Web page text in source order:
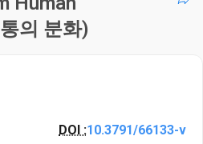
의 분화)
DOI :10.3791/66133-v